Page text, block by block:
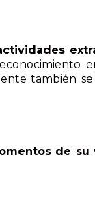
también
de su